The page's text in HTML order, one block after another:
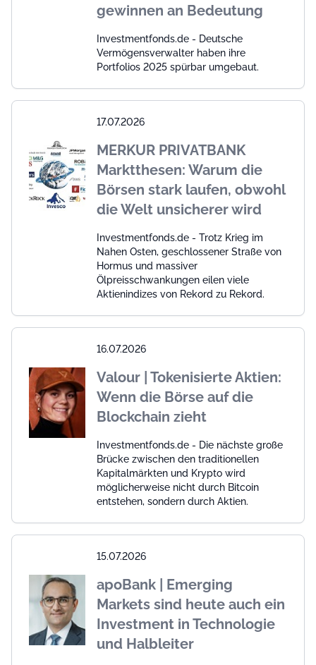
gewinnen an Bedeutung
Investmentfonds.de - Deutsche
Vermögensverwalter haben ihre
Portfolios 2025 spürbar umgebaut.
17.07.2026
MERKUR PRIVATBANK
Marktthesen: Warum die
Börsen stark laufen, obwohl
die Welt unsicherer wird
Investmentfonds.de - Trotz Krieg im
Nahen Osten, geschlossener Straße von
Hormus und massiver
Ölpreisschwankungen eilen viele
Aktienindizes von Rekord zu Rekord.
16.07.2026
Valour | Tokenisierte Aktien:
Wenn die Börse auf die
Blockchain zieht
Investmentfonds.de - Die nächste große
Brücke zwischen den traditionellen
Kapitalmärkten und Krypto wird
möglicherweise nicht durch Bitcoin
entstehen, sondern durch Aktien.
15.07.2026
apoBank | Emerging
Markets sind heute auch ein
Investment in Technologie
und Halbleiter